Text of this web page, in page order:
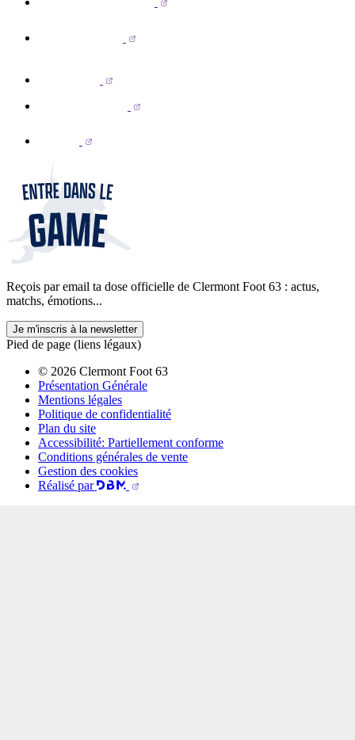
Reçois par email ta dose officielle de Clermont Foot 63 : actus,
matchs, émotions...
Je m'inscris à la newsletter
Pied de page (liens légaux)
© 2026 Clermont Foot 63
Présentation Générale
Mentions légales
Politique de confidentialité
Plan du site
Accessibilité: Partiellement conforme
Conditions générales de vente
Gestion des cookies
Réalisé par